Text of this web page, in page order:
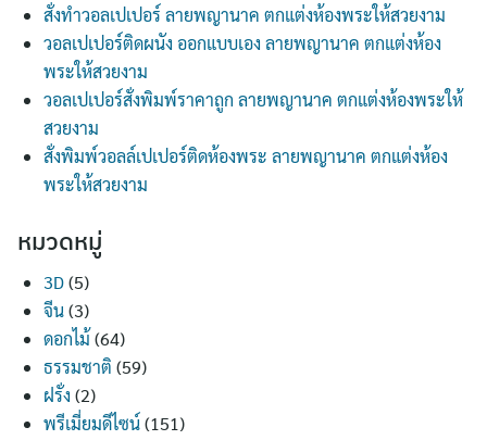
สั่งทำวอลเปเปอร์ ลายพญานาค ตกแต่งห้องพระให้สวยงาม
วอลเปเปอร์ติดผนัง ออกแบบเอง ลายพญานาค ตกแต่งห้อง
พระให้สวยงาม
วอลเปเปอร์สั่งพิมพ์ราคาถูก ลายพญานาค ตกแต่งห้องพระให้
สวยงาม
สั่งพิมพ์วอลล์เปเปอร์ติดห้องพระ ลายพญานาค ตกแต่งห้อง
พระให้สวยงาม
หมวดหมู่
3D(5)
จีน(3)
ดอกไม้ (64)
ธรรมชาติ (59)
ฝรั่ง (2)
พรีเมี่ยมดีไซน์(151)